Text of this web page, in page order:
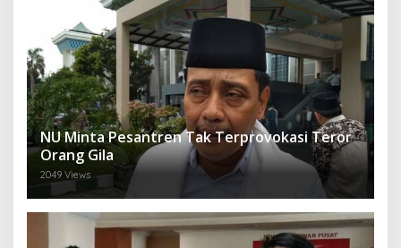
NU Minta Pesantren Tak Terprovokasi Teror
Orang Gila
2049 Views